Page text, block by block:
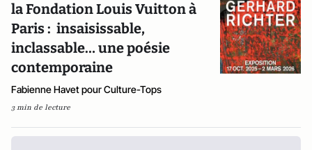
la Fondation Louis Vuitton à
Paris : insaisissable,
inclassable… une poésie
contemporaine
Fabienne Havet pour Culture-Tops
3 min de lecture